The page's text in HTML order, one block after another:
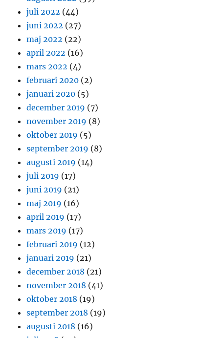
juli 2022 (44)
juni 2022 (27)
maj 2022 (22)
april 2022 (16)
mars 2022 (4)
februari 2020 (2)
januari 2020 (5)
december 2019 (7)
november 2019 (8)
oktober 2019 (5)
september 2019 (8)
augusti 2019 (14)
juli 2019 (17)
juni 2019 (21)
maj 2019 (16)
april 2019 (17)
mars 2019 (17)
februari 2019 (12)
januari 2019 (21)
december 2018 (21)
november 2018 (41)
oktober 2018 (19)
september 2018 (19)
augusti 2018 (16)